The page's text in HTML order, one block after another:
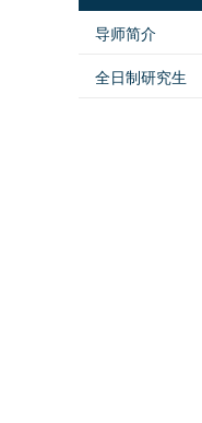
导师简介
全日制研究生